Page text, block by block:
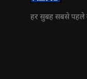
हर सुबह सबसे पहले